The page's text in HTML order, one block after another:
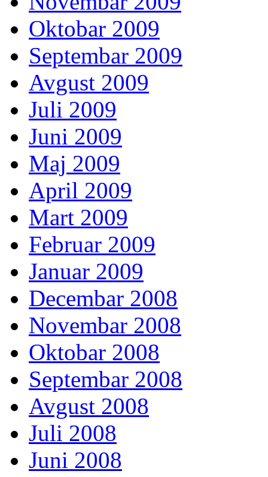
Oktobar 2009
Septembar 2009
Avgust 2009
Juli 2009
Juni 2009
Maj 2009
April 2009
Mart 2009
Februar 2009
Januar 2009
Decembar 2008
Novembar 2008
Oktobar 2008
Septembar 2008
Avgust 2008
Juli 2008
Juni 2008